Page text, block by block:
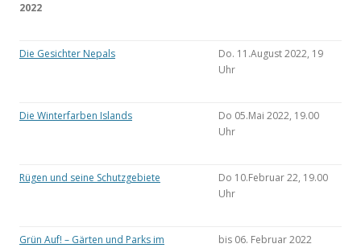
2022
Die Gesichter Nepals
Do. 11.August 2022, 19
Uhr
Die Winterfarben Islands
Do 05.Mai 2022, 19.00
Uhr
Rügen und seine Schutzgebiete
Do 10.Februar 22, 19.00
Uhr
Grün Auf! – Gärten und Parks im
bis 06. Februar 2022